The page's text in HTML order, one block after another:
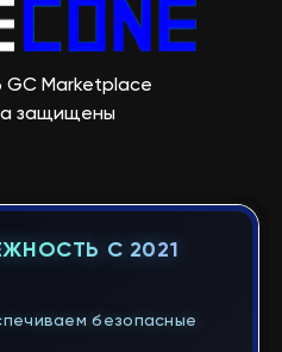
GC Marketplace
защищены
С 2021
безопасные